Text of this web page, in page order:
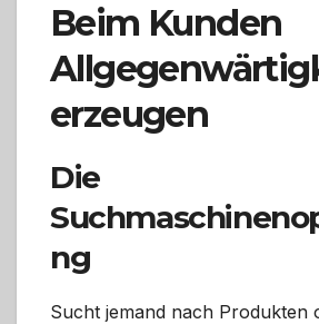
Beim Kunden
erzeugen
Die
ng
Sucht jemand nach Produkten